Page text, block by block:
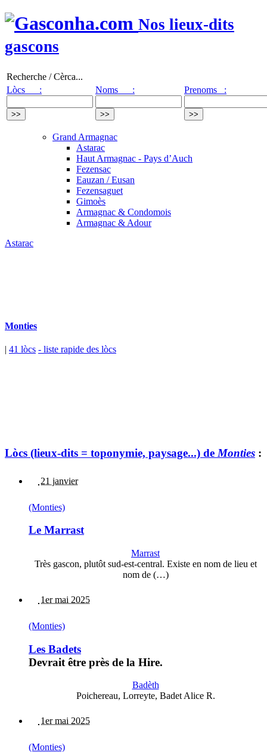
Nos lieux-dits
gascons
Recherche / Cèrca...
Lòcs :
Noms : Prenoms :
Grand Armagnac
Astarac
Haut Armagnac - Pays d’Auch
Fezensac
Eauzan / Eusan
Fezensaguet
Gimoès
Armagnac & Condomois
Armagnac & Adour
Astarac
Monties
| 41 lòcs - liste rapide des lòcs
Lòcs (lieux-dits = toponymie, paysage...) de Monties :
21 janvier
(Monties)
Le Marrast
Marrast
Très gascon, plutôt sud-est-central. Existe en nom de lieu et
nom de (…)
1er mai 2025
(Monties)
Les Badets
Devrait être près de la Hire.
Badèth
Poichereau, Lorreyte, Badet Alice R.
1er mai 2025
(Monties)